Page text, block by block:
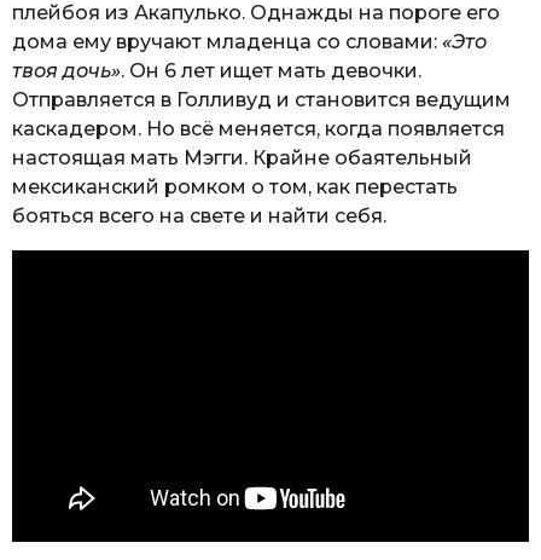
плейбоя из Акапулько. Однажды на пороге его
дома ему вручают младенца со словами: «Это
твоя дочь». Он 6 лет ищет мать девочки.
Отправляется в Голливуд и становится ведущим
каскадером. Но всё меняется, когда появляется
настоящая мать Мэгги. Крайне обаятельный
мексиканский ромком о том, как перестать
бояться всего на свете и найти себя.